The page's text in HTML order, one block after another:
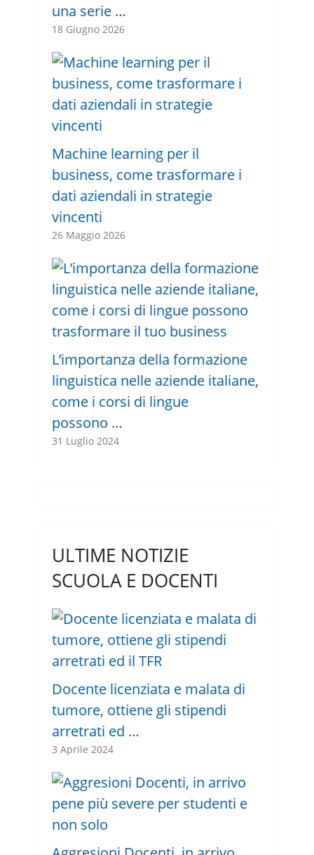
una serie …
18 Giugno 2026
Machine learning per il
business, come trasformare i
dati aziendali in strategie
vincenti
26 Maggio 2026
L’importanza della formazione
linguistica nelle aziende italiane,
come i corsi di lingue
possono …
31 Luglio 2024
ULTIME NOTIZIE
SCUOLA E DOCENTI
Docente licenziata e malata di
tumore, ottiene gli stipendi
arretrati ed …
3 Aprile 2024